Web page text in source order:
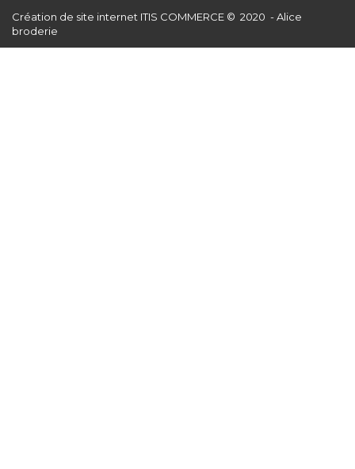
Création de site internet ITIS COMMERCE © 2020 - Alice
broderie